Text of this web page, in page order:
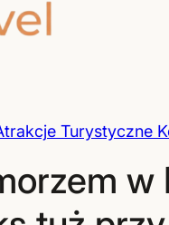
Turystyczne